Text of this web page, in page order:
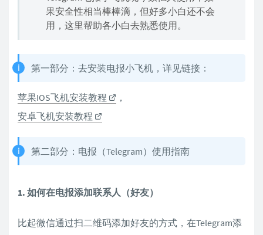
果安全性相当棒棒滴，但好多小白还不会
用，这里帮助各小白去熟悉使用。
第一部分：去安装电报小飞机，详见链接：
苹果IOS飞机安装教程
，
安卓飞机安装教程
第二部分：电报（Telegram）使用指南
1. 如何在电报添加联系人（好友）
比起微信通过扫二维码添加好友的方式，在Telegram添